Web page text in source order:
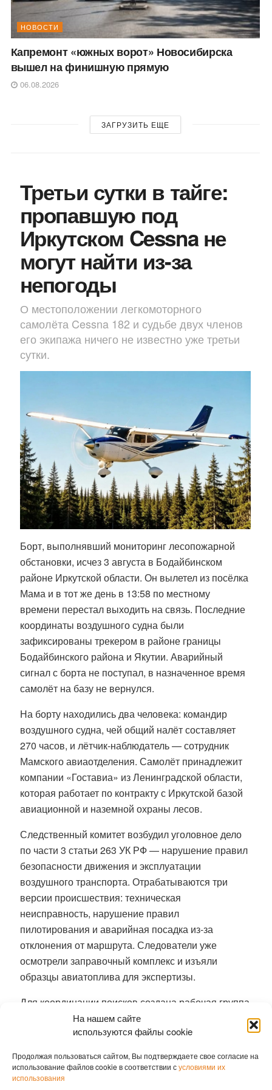
На нашем сайте
используются файлы cookie
Продолжая пользоваться сайтом, Вы подтверждаете свое согласие на
использование файлов cookie в соответствии сусловиями их
использования
НОВОСТИ
Капремонт «южных ворот» Новосибирска
вышел на финишную прямую
06.08.2026
ЗАГРУЗИТЬ ЕЩЕ
Третьи сутки в тайге:
пропавшую под
Иркутском Cessna не
могут найти из-за
непогоды
О местоположении легкомоторного
самолёта Cessna 182 и судьбе двух членов
его экипажа ничего не известно уже третьи
сутки.
Борт, выполнявший мониторинг лесопожарной
обстановки, исчез 3 августа в Бодайбинском
районе Иркутской области. Он вылетел из посёлка
Мама и в тот же день в 13:58 по местному
времени перестал выходить на связь. Последние
координаты воздушного судна были
зафиксированы трекером в районе границы
Бодайбинского района и Якутии. Аварийный
сигнал с борта не поступал, в назначенное время
самолёт на базу не вернулся.
На борту находились два человека: командир
воздушного судна, чей общий налёт составляет
270 часов, и лётчик-наблюдатель — сотрудник
Мамского авиаотделения. Самолёт принадлежит
компании «Гоставиа» из Ленинградской области,
которая работает по контракту с Иркутской базой
авиационной и наземной охраны лесов.
Следственный комитет возбудил уголовное дело
по части 3 статьи 263 УК РФ — нарушение правил
безопасности движения и эксплуатации
воздушного транспорта. Отрабатываются три
версии происшествия: техническая
неисправность, нарушение правил
пилотирования и аварийная посадка из-за
отклонения от маршрута. Следователи уже
осмотрели заправочный комплекс и изъяли
образцы авиатоплива для экспертизы.
Для координации поисков создана рабочая группа
под руководством заместителя председателя
правительства Приангарья Владимира Читоркина.
К операции привлекли вертолёт Ми-8 и самолёт
Ан-26, однако на сегодняшний день поиски с
воздуха приостановлены. Как сообщили в